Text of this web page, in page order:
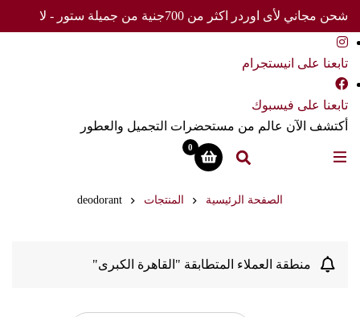
شحن مجاني لأى اوردر اكثر من 700جنية من جميلة ستور - لا
تفوت العرض
تابعنا على انيستجرام
تابعنا على فيسبوك
أكتشف الآن عالم من مستحضرات التجميل والعطور
0
الصفحة الرئيسية المنتجات deodorant
منطقة العملاء المتطابقة "القاهرة الكبرى"